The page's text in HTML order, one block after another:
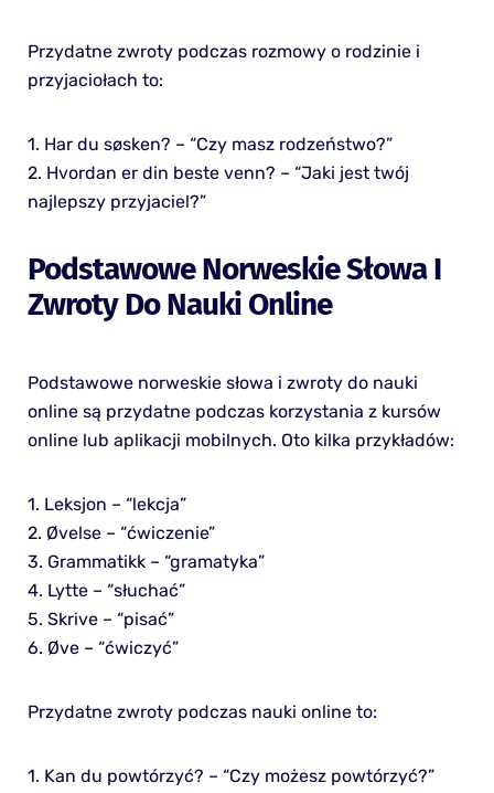
Przydatne zwroty podczas rozmowy o rodzinie i
przyjaciołach to:
1. Har du søsken? – “Czy masz rodzeństwo?”
2. Hvordan er din beste venn? – “Jaki jest twój
najlepszy przyjaciel?”
Podstawowe Norweskie Słowa I
Zwroty Do Nauki Online
Podstawowe norweskie słowa i zwroty do nauki
online są przydatne podczas korzystania z kursów
online lub aplikacji mobilnych. Oto kilka przykładów:
1. Leksjon – “lekcja”
2. Øvelse – “ćwiczenie”
3. Grammatikk – “gramatyka”
4. Lytte – “słuchać”
5. Skrive – “pisać”
6. Øve – “ćwiczyć”
Przydatne zwroty podczas nauki online to:
1. Kan du powtórzyć? – “Czy możesz powtórzyć?”